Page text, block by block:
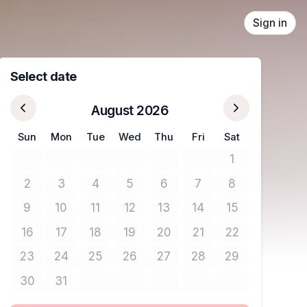
Sign in
Select date
August 2026
Sun Mon Tue Wed Thu Fri Sat
1No tickets
2No tickets available
3No tickets available
4No tickets available
5No tickets available
6No tickets available
7No tickets available
8No tickets
9No tickets available
10No tickets available
11No tickets available
12No tickets available
13No tickets available
14No tickets available
15No tickets
16No tickets available
17No tickets available
18No tickets available
19No tickets available
20No tickets available
21No tickets available
22No tickets
23No tickets available
24No tickets available
25No tickets available
26No tickets available
27No tickets available
28No tickets available
29No tickets
30No tickets available
31No tickets available